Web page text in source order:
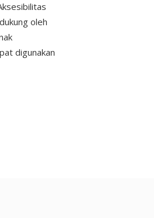
oleh
digunakan